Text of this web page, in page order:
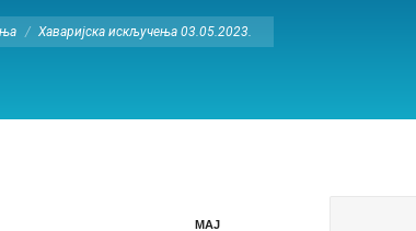
Хаваријска искључења 03.05.2023.
МАЈ